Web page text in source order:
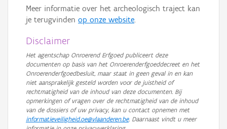
Meer informatie over het archeologisch traject kan
je terugvinden op onze website.
Disclaimer
Het agentschap Onroerend Erfgoed publiceert deze
documenten op basis van het Onroerenderfgoeddecreet en het
Onroerenderfgoedbesluit, maar staat in geen geval in en kan
niet aansprakelijk gesteld worden voor de juistheid of
rechtmatigheid van de inhoud van deze documenten. Bij
opmerkingen of vragen over de rechtmatigheid van de inhoud
van de dossiers of uw privacy, kan u contact opnemen met
informatieveiligheid.oe@vlaanderen.be. Daarnaast vindt u meer